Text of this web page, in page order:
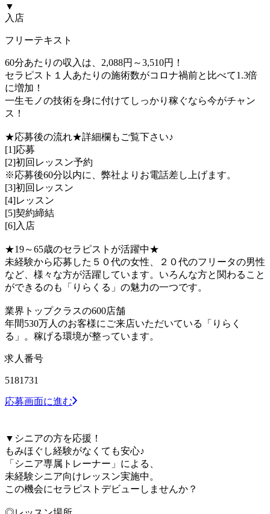
▼
入店
フリーテキスト
60分あたりの収入は、2,088円～3,510円！
セラピスト１人あたりの施術数がコロナ禍前と比べて1.3倍
に増加！
一生モノの技術を身に付けてしっかり稼ぐなら今がチャン
ス！
★応募後の流れ★詳細欄もご覧下さい♪
[1]応募
[2]初回レッスン予約
※応募後60分以内に、弊社よりお電話差し上げます。
[3]初回レッスン
[4]レッスン
[5]契約締結
[6]入店
★19～65歳のセラピストが活躍中★
未経験から応募した５０代の女性、２０代のフリータの男性
など、様々な方が活躍しています。いろんな方と関わること
ができるのも「りらくる」の魅力の一つです。
業界トップクラスの600店舗
年間530万人のお客様にご来店いただいている「りらく
る」。稼げる環境が整っています。
求人番号
5181731
応募画面に進む
▼シニアの方を応援！
もみほぐし経験がなくても安心♪
「シニア専属トレーナー」による、
未経験シニア向けレッスン実施中。
この機会にセラピストデビューしませんか？